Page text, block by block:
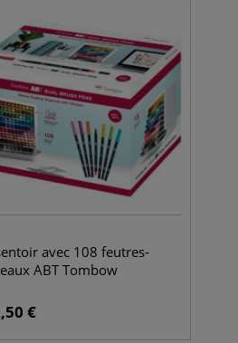
avec 108 feutres-
ABT Tombow
€